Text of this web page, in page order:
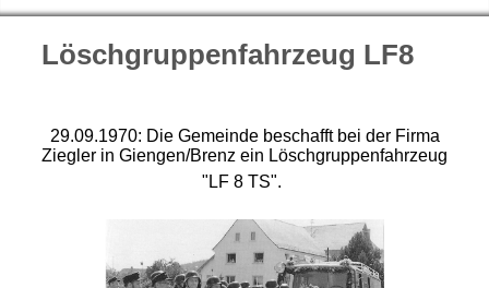
Löschgruppenfahrzeug LF8
29.09.1970: Die Gemeinde beschafft bei der Firma
Ziegler in Giengen/Brenz ein Löschgruppenfahrzeug
"LF 8 TS".